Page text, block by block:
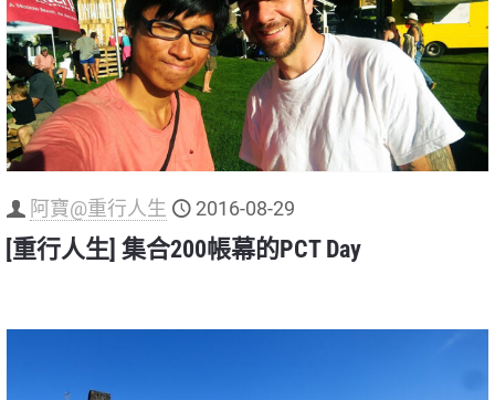
阿寶@重行人生 2016-08-29
[重行人生] 集合200帳幕的PCT Day